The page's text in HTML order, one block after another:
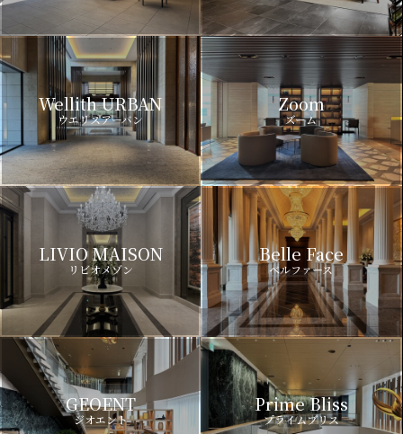
Wellith URBAN
ウエリスアーバン
Zoom
ズーム
LIVIO MAISON
リビオメゾン
Belle Face
ベルファース
GEOENT
ジオエント
Prime Bliss
プライムブリス